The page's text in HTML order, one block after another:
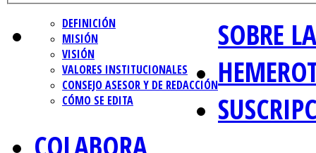
SOBRE
DEFINICIÓN
MISIÓN
VISIÓN
VALORES INSTITUCIONALES
CONSEJO ASESOR Y DE REDACCIÓN
CÓMO SE EDITA
COLABORA